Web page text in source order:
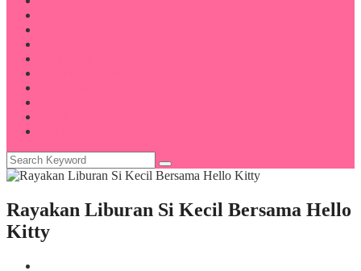
Rayakan Liburan Si Kecil Bersama Hello
Kitty